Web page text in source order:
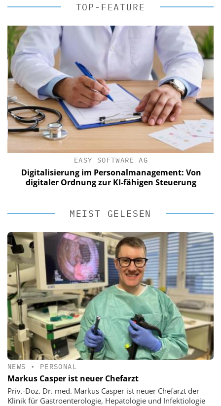
TOP-FEATURE
EASY SOFTWARE AG
Digitalisierung im Personalmanagement: Von
digitaler Ordnung zur KI-fähigen Steuerung
MEIST GELESEN
NEWS • PERSONAL
Markus Casper ist neuer Chefarzt
Priv.-Doz. Dr. med. Markus Casper ist neuer Chefarzt der
Klinik für Gastroenterologie, Hepatologie und Infektiologie